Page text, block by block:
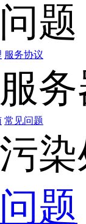
题
服务协议
务
常见问题
题